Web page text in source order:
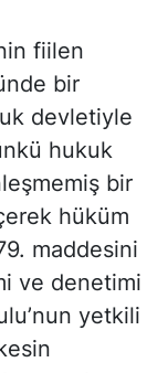
fiilen
bir
devletiyle
hukuk
bir
hüküm
maddesini
ve denetimi
yetkili